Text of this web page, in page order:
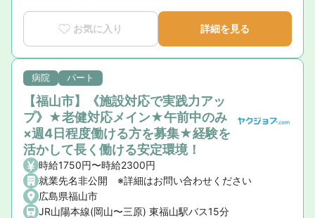
お気に入り 詳細を見る
病院 パート
【福山市】《施設対応で実践力アッ
プ》★老健対応メイン★午前中のみ
×週4日程度働ける方を募集★経験を
活かして長く働ける安定環境！
時給1750円〜時給2300円
就業先名非公開 ※詳細はお問い合わせください
広島県福山市
JR山陽本線(岡山〜三原) 東福山駅バス15分